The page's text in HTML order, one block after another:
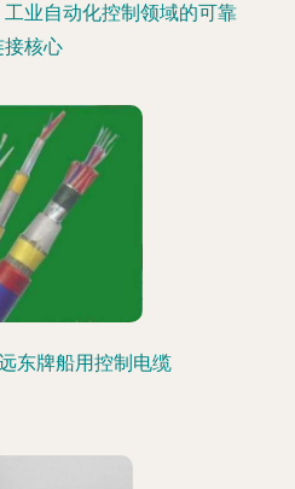
工业自动化控制领域的可靠
接核心
东牌船用控制电缆